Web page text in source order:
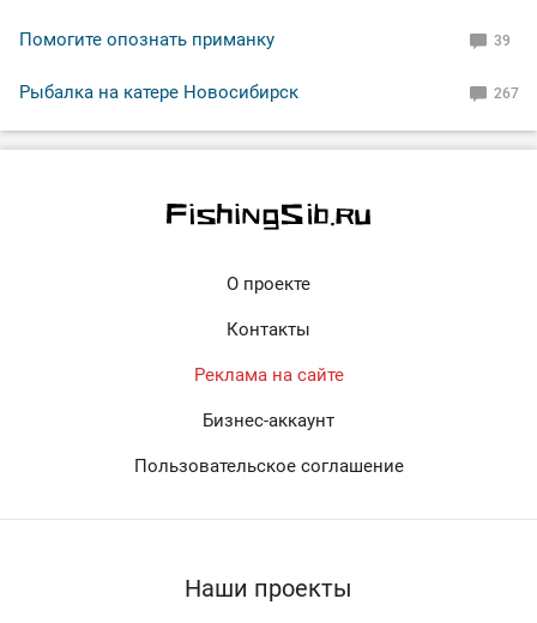
Помогите опознать приманку 39
Рыбалка на катере Новосибирск 267
О проекте
Контакты
Реклама на сайте
Бизнес-аккаунт
Пользовательское соглашение
Наши проекты